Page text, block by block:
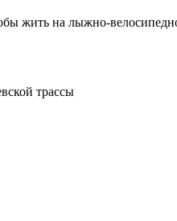
жить на лыжно-
трассы